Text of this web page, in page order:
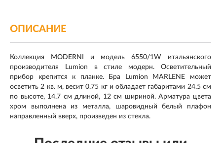
ОПИСАНИЕ
Коллекция MODERNI и модель 6550/1W итальянского
производителя Lumion в стиле модерн. Осветительный
прибор крепится к планке. Бра Lumion MARLENE может
осветить 2 кв. м, весит 0.75 кг и обладает габаритами 24.5 см
по высоте, 14.7 см длиной, 12 см шириной. Арматура цвета
хром выполнена из металла, шаровидный белый плафон
направленный вверх, произведен из стекла.